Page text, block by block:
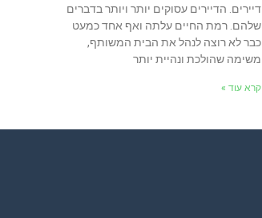
דיירים. הדיירים עסוקים יותר ויותר בדברים
שלהם. רמת החיים עלתה ואף אחד כמעט
כבר לא רוצה לנהל את הבית המשותף,
משימה שהולכת ונהיית יותר
קרא עוד »